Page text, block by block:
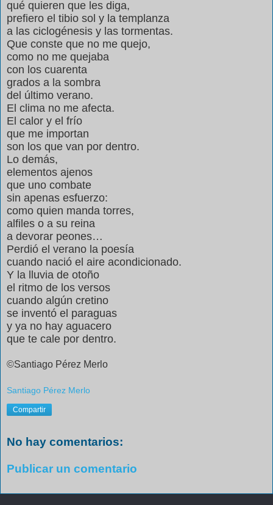
qué quieren que les diga,
prefiero el tibio sol y la templanza
a las ciclogénesis y las tormentas.
Que conste que no me quejo,
como no me quejaba
con los cuarenta
grados a la sombra
del último verano.
El clima no me afecta.
El calor y el frío
que me importan
son los que van por dentro.
Lo demás,
elementos ajenos
que uno combate
sin apenas esfuerzo:
como quien manda torres,
alfiles o a su reina
a devorar peones…
Perdió el verano la poesía
cuando nació el aire acondicionado.
Y la lluvia de otoño
el ritmo de los versos
cuando algún cretino
se inventó el paraguas
y ya no hay aguacero
que te cale por dentro.
©Santiago Pérez Merlo
Santiago Pérez Merlo
Compartir
No hay comentarios:
Publicar un comentario